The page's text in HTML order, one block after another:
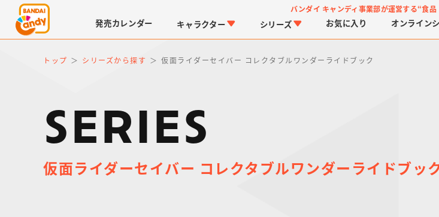
バンダイ キャンディ事業部が運営する“食品
発売カレンダー キャラクター
LINK TRAVELERS 仮面ライダーシリーズ
PROJECT R.E.D.・ス
ーパー戦隊シリーズ
プリキ
シリーズ
チョコボックス キャラパキ つりグミ チョコサ
お気に入り オンライン
トップ シリーズから探す 仮面ライダーセイバー コレクタブルワンダーライドブック
SERIES
仮面ライダーセイバー コレクタブルワンダーライドブッ